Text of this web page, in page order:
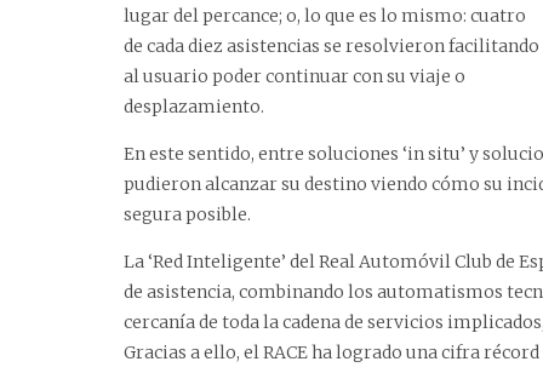
lugar del percance; o, lo que es lo mismo: cuatro
de cada diez asistencias se resolvieron facilitando
al usuario poder continuar con su viaje o
desplazamiento.
En este sentido, entre soluciones ‘in situ’ y
pudieron alcanzar su destino viendo cómo su
segura posible.
La ‘Red Inteligente’ del Real Automóvil Club de
de asistencia, combinando los automatismos
cercanía de toda la cadena de servicios
Gracias a ello, el RACE ha logrado una cifra récord